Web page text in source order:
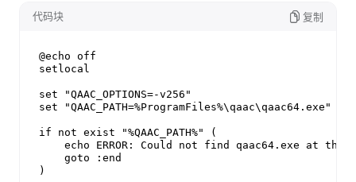
代码块 复制
@echo off
setlocal
set "QAAC_OPTIONS=-v256"
set "QAAC_PATH=%ProgramFiles%\qaac\qaac64.exe"
if not exist "%QAAC_PATH%" (
echo ERROR: Could not find qaac64.exe at the
    goto :end
)